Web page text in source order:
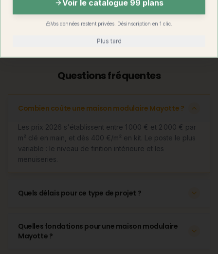
autoconstruction
Oui (dès 400
€/m²)
la maison container modulable
Questions fréquentes
Combien coûte une maison modulaire Mayotte ?
Les prix 2026 s'établissent entre 1 000 € et 2 000 € par
m² clé en main, et dès 400 €/m² en kit. Le poste le plus
variable : le niveau de finition intérieure et les
menuiseries.
Quels délais pour ce type de projet ?
Quelles fondations pour une maison modulaire
Mayotte ?
Voir le catalogue 99 plans
Vos données restent privées. Désinscription en 1 clic.
Plus tard